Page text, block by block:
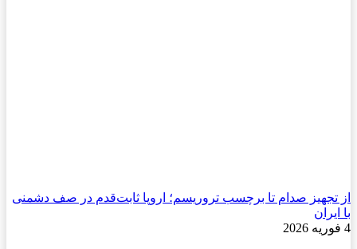
از تجهیز صدام تا برچسب تروریسم؛ اروپا ثابت‌قدم در صف دشمنی
با ایران
4 فوریه 2026